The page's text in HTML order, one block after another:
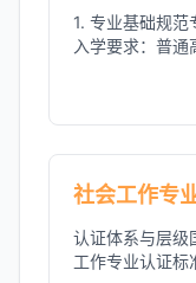
1. 专业基础规
入学要求：普通
社会工作专
认证体系与层级
工作专业认证标